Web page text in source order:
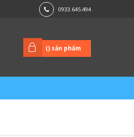
0933.645.494
() sản phẩm